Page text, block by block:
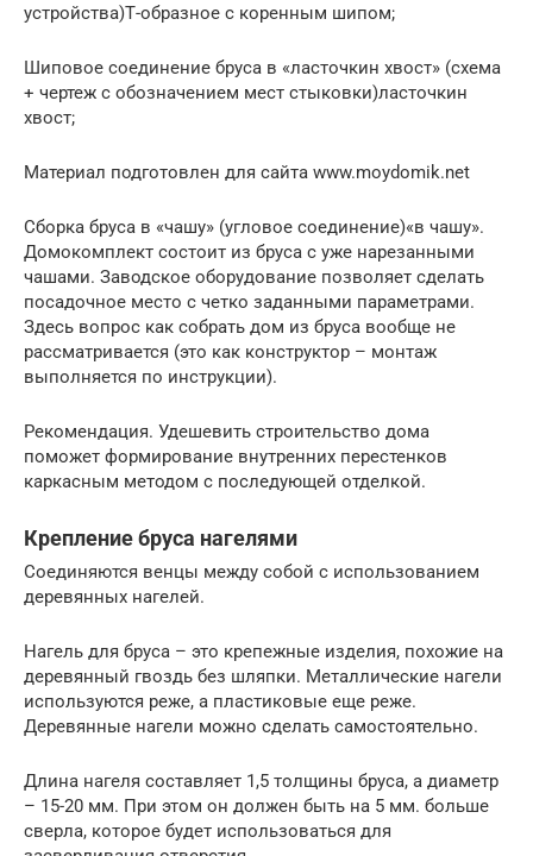
устройства)Т-образное с коренным шипом;
Шиповое соединение бруса в «ласточкин хвост» (схема
+ чертеж с обозначением мест стыковки)ласточкин
хвост;
Материал подготовлен для сайта www.moydomik.net
Сборка бруса в «чашу» (угловое соединение)«в чашу».
Домокомплект состоит из бруса с уже нарезанными
чашами. Заводское оборудование позволяет сделать
посадочное место с четко заданными параметрами.
Здесь вопрос как собрать дом из бруса вообще не
рассматривается (это как конструктор – монтаж
выполняется по инструкции).
Рекомендация. Удешевить строительство дома
поможет формирование внутренних перестенков
каркасным методом с последующей отделкой.
Крепление бруса нагелями
Соединяются венцы между собой с использованием
деревянных нагелей.
Нагель для бруса – это крепежные изделия, похожие на
деревянный гвоздь без шляпки. Металлические нагели
используются реже, а пластиковые еще реже.
Деревянные нагели можно сделать самостоятельно.
Длина нагеля составляет 1,5 толщины бруса, а диаметр
– 15-20 мм. При этом он должен быть на 5 мм. больше
сверла, которое будет использоваться для